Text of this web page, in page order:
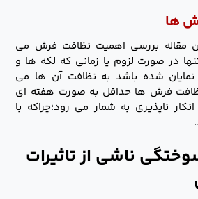
ها
مقاله بررسی اهمیت نظافت فرش می
در صورت لزوم یا زمانی که لکه ها و
شده باشد به نظافت آن ها می
نظافت فرش ها حداقل به صورت هفته ای
ناپذیری به شمار می رود؛چراکه با
ناشی از تاثیرات